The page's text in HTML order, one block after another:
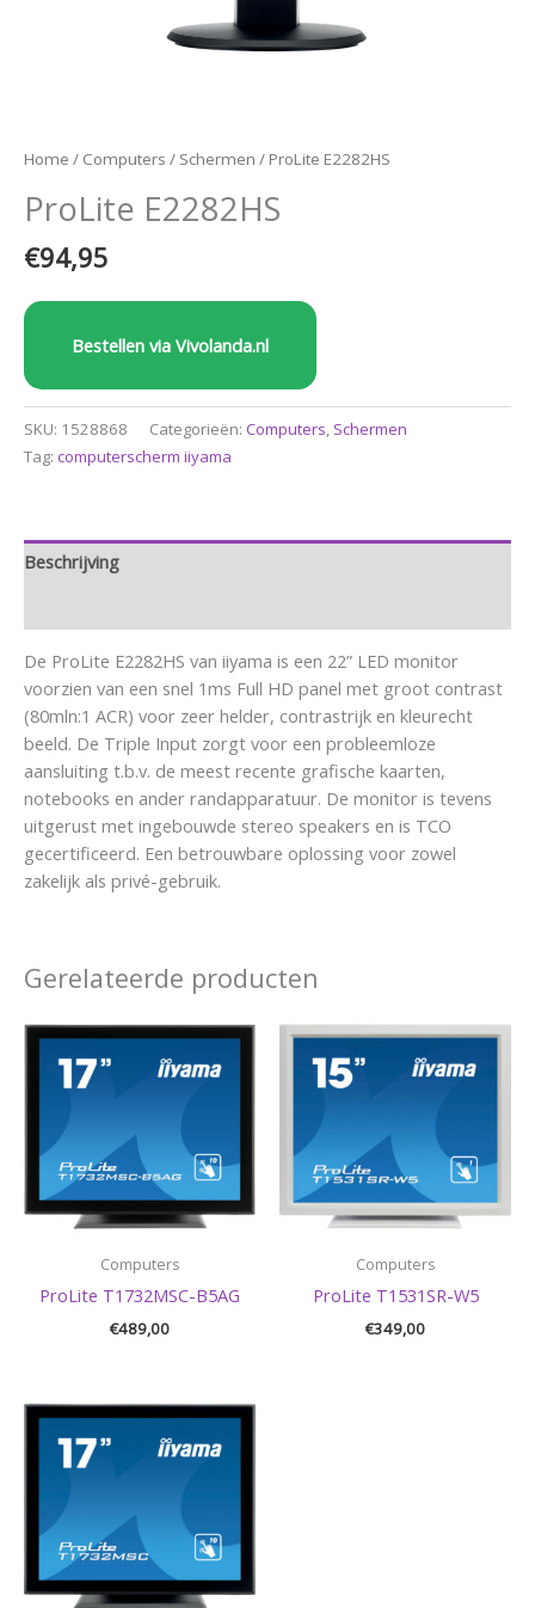
Home / Computers / Schermen / ProLite E2282HS
ProLite E2282HS
€94,95
Bestellen via Vivolanda.nl
SKU: 1528868 Categorieën: Computers, Schermen
Tag: computerscherm iiyama
Beschrijving
De ProLite E2282HS van iiyama is een 22” LED monitor
voorzien van een snel 1ms Full HD panel met groot contrast
(80mln:1 ACR) voor zeer helder, contrastrijk en kleurecht
beeld. De Triple Input zorgt voor een probleemloze
aansluiting t.b.v. de meest recente grafische kaarten,
notebooks en ander randapparatuur. De monitor is tevens
uitgerust met ingebouwde stereo speakers en is TCO
gecertificeerd. Een betrouwbare oplossing voor zowel
zakelijk als privé-gebruik.
Gerelateerde producten
Computers
ProLite T1732MSC-B5AG
€489,00
Computers
ProLite T1531SR-W5
€349,00